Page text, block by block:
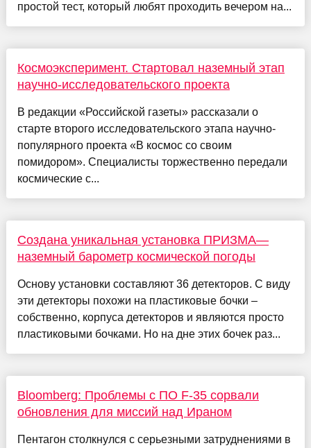
простой тест, который любят проходить вечером на...
Космоэксперимент. Стартовал наземный этап
научно-исследовательского проекта
В редакции «Российской газеты» рассказали о
старте второго исследовательского этапа научно-
популярного проекта «В космос со своим
помидором». Специалисты торжественно передали
космические с...
Cоздана уникальная установка ПРИЗМА—
наземный барометр космической погоды
Основу установки составляют 36 детекторов. С виду
эти детекторы похожи на пластиковые бочки –
собственно, корпуса детекторов и являются просто
пластиковыми бочками. Но на дне этих бочек раз...
Bloomberg: Проблемы с ПО F-35 сорвали
обновления для миссий над Ираном
Пентагон столкнулся с серьезными затруднениями в